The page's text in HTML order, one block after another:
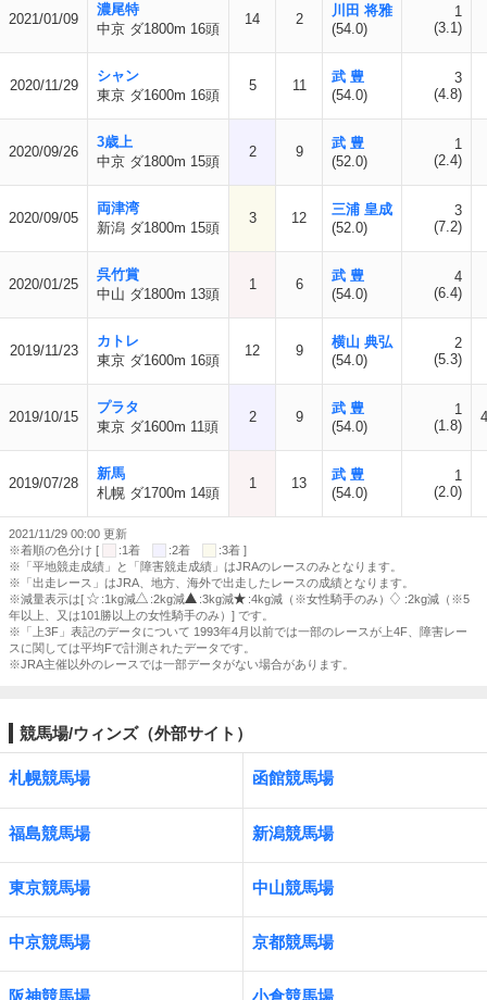
2021/01/09
濃尾特
中京 ダ1800m 16頭
14 2
川田 将雅
(54.0)
1
(3.1)
2020/11/29
シャン
東京 ダ1600m 16頭
5 11
武 豊
(54.0)
3
(4.8)
2020/09/26
3歳上
中京 ダ1800m 15頭
2 9
武 豊
(52.0)
1
(2.4)
2020/09/05
両津湾
新潟 ダ1800m 15頭
3 12
三浦 皇成
(52.0)
3
(7.2)
2020/01/25
呉竹賞
中山 ダ1800m 13頭
1 6
武 豊
(54.0)
4
(6.4)
2019/11/23
カトレ
東京 ダ1600m 16頭
12 9
横山 典弘
(54.0)
2
(5.3)
2019/10/15
プラタ
東京 ダ1600m 11頭
2 9
武 豊
(54.0)
1
(1.8)
2019/07/28
新馬
札幌 ダ1700m 14頭
1 13
武 豊
(54.0)
1
(2.0)
2021/11/29 00:00 更新
※着順の色分け [
:1着 :2着
:3着 ]
※「平地競走成績」と「障害競走成績」はJRAのレースのみとなります。
※「出走レース」はJRA、地方、海外で出走したレースの成績となります。
※減量表示は[
:1kg減 :2kg減 :3kg減 :4kg減（※女性騎手のみ）
:2kg減（※5
年以上、又は101勝以上の女性騎手のみ）] です。
※「上3F」表記のデータについて 1993年4月以前では一部のレースが上4F、障害レー
スに関しては平均Fで計測されたデータです。
※JRA主催以外のレースでは一部データがない場合があります。
競馬場/ウィンズ（外部サイト）
札幌競馬場 函館競馬場
福島競馬場 新潟競馬場
東京競馬場 中山競馬場
中京競馬場 京都競馬場
阪神競馬場 小倉競馬場